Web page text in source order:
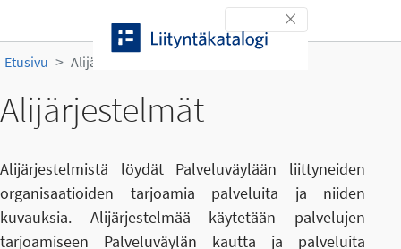
Toggle navigation
Etusivu Alijärjestelmät
Alijärjestelmät
Alijärjestelmistä löydät Palveluväylään liittyneiden
organisaatioiden tarjoamia palveluita ja niiden
kuvauksia. Alijärjestelmää käytetään palvelujen
tarjoamiseen Palveluväylän kautta ja palveluita